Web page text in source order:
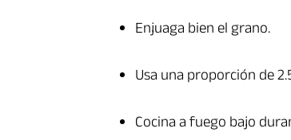
Enjuaga bien el grano.
Usa una proporción de
Cocina a fuego bajo